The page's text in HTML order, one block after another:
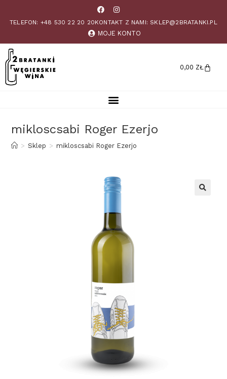
TELEFON: +48 530 22 20 20KONTAKT Z NAMI: SKLEP@2BRATANKI.PL
MOJE KONTO
0,00 ZŁ
mikloscsabi Roger Ezerjo
> Sklep > mikloscsabi Roger Ezerjo